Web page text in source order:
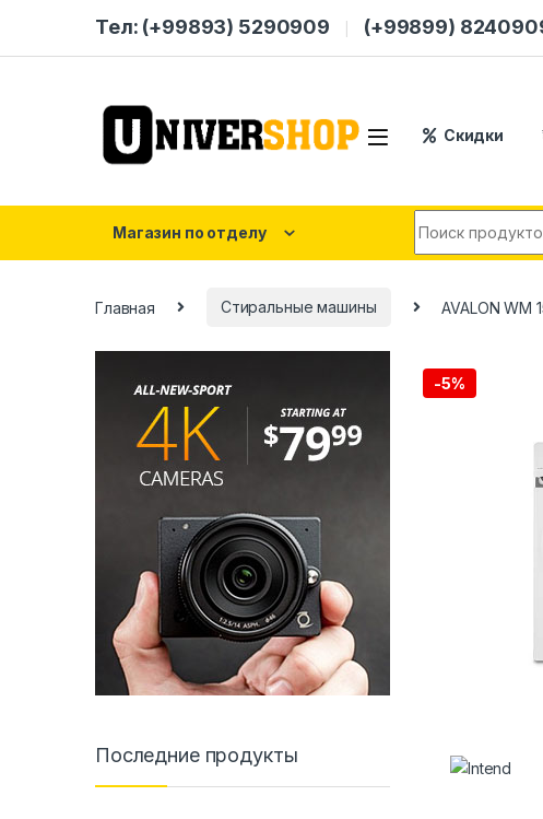
Тел: (+99893) 5290909 (+99899)
Скидки
Магазин по отделу
Главная Стиральные машины AVALON WM
-5%
Последние продукты